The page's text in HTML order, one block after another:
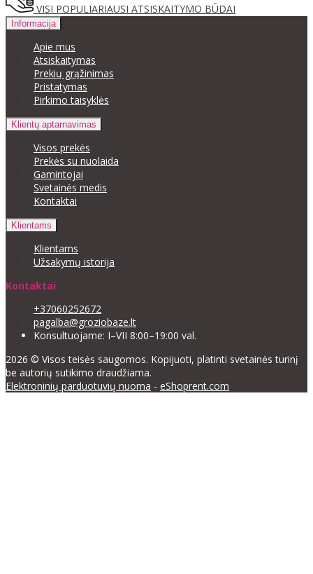
VISI POPULIARIAUSI ATSISKAITYMO BŪDAI
Informacija
Apie mus
Atsiskaitymas
Prekių grąžinimas
Pristatymas
Pirkimo taisyklės
Klientų aptarnavimas
Visos prekės
Prekės su nuolaida
Gamintojai
Svetainės medis
Kontaktai
Klientams
Klientams
Užsakymų istorija
Kontaktai
+37060252672
pagalba@groziobaze.lt
Konsultuojame: I–VII 8:00–19:00 val.
2026 © Visos teisės saugomos. Kopijuoti, platinti svetainės turinį
be autorių sutikimo draudžiama.
Elektroninių parduotuvių nuoma - eShoprent.com